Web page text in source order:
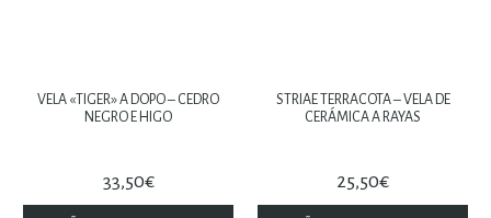
VELA «TIGER» A DOPO – CEDRO
NEGRO E HIGO
33,50€
STRIAE TERRACOTA – VELA DE
CERÁMICA A RAYAS
25,50€